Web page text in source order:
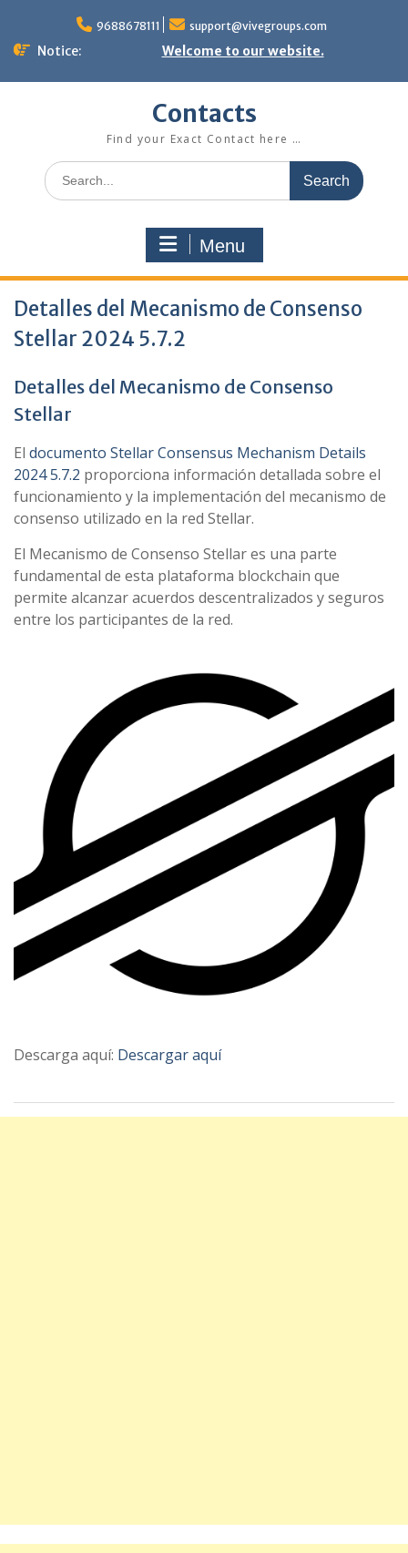
content
9688678111 support@vivegroups.com
Notice: Welcome to our website.
Contacts
Find your Exact Contact here …
Search
for:
Menu
Detalles del Mecanismo de Consenso
Stellar 2024 5.7.2
Detalles del Mecanismo de Consenso
Stellar
El documento Stellar Consensus Mechanism Details
2024 5.7.2 proporciona información detallada sobre el
funcionamiento y la implementación del mecanismo de
consenso utilizado en la red Stellar.
El Mecanismo de Consenso Stellar es una parte
fundamental de esta plataforma blockchain que
permite alcanzar acuerdos descentralizados y seguros
entre los participantes de la red.
Descarga aquí: Descargar aquí